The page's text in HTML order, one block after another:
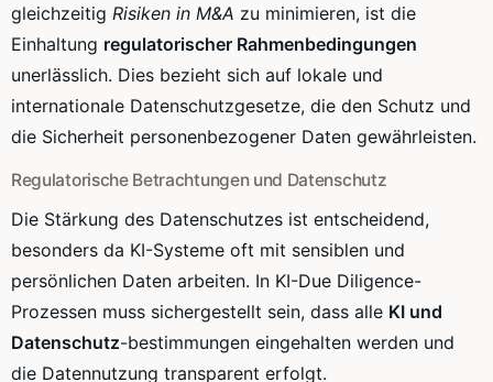
gleichzeitig Risiken in M&A zu minimieren, ist die
Einhaltung regulatorischer Rahmenbedingungen
unerlässlich. Dies bezieht sich auf lokale und
internationale Datenschutzgesetze, die den Schutz und
die Sicherheit personenbezogener Daten gewährleisten.
Regulatorische Betrachtungen und Datenschutz
Die Stärkung des Datenschutzes ist entscheidend,
besonders da KI-Systeme oft mit sensiblen und
persönlichen Daten arbeiten. In KI-Due Diligence-
Prozessen muss sichergestellt sein, dass alle KI und
Datenschutz-bestimmungen eingehalten werden und
die Datennutzung transparent erfolgt.